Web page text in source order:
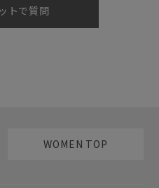
トで質問
WOMEN TOP